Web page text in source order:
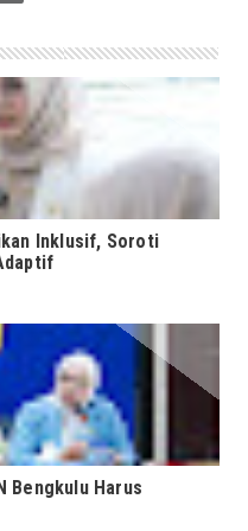
Inklusif, Soroti
Bengkulu Harus